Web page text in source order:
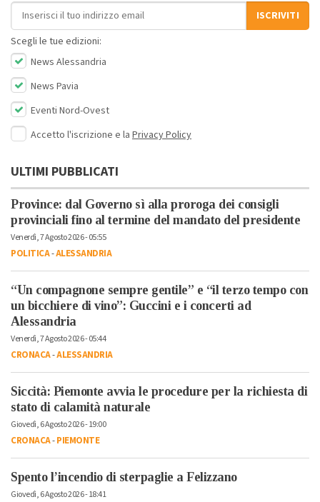
Indirizzo email
ISCRIVITI
Scegli le tue edizioni:
News Alessandria
News Pavia
Eventi Nord-Ovest
Accetto l'iscrizione e la Privacy Policy
ULTIMI PUBBLICATI
Province: dal Governo sì alla proroga dei consigli
provinciali fino al termine del mandato del presidente
Venerdì, 7 Agosto 2026 - 05:55
POLITICA-ALESSANDRIA
“Un compagnone sempre gentile” e “il terzo tempo con
un bicchiere di vino”: Guccini e i concerti ad
Alessandria
Venerdì, 7 Agosto 2026 - 05:44
CRONACA-ALESSANDRIA
Siccità: Piemonte avvia le procedure per la richiesta di
stato di calamità naturale
Giovedì, 6 Agosto 2026 - 19:00
CRONACA-PIEMONTE
Spento l’incendio di sterpaglie a Felizzano
Giovedì, 6 Agosto 2026 - 18:41